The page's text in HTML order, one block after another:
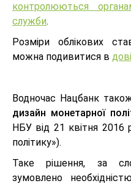
контролюються
служби.
Розміри облікових
можна подивитися в
Водночас Нацбанк
дизайн монетарної
НБУ від 21 квітня
політику»).
Таке рішення, за
зумовлено